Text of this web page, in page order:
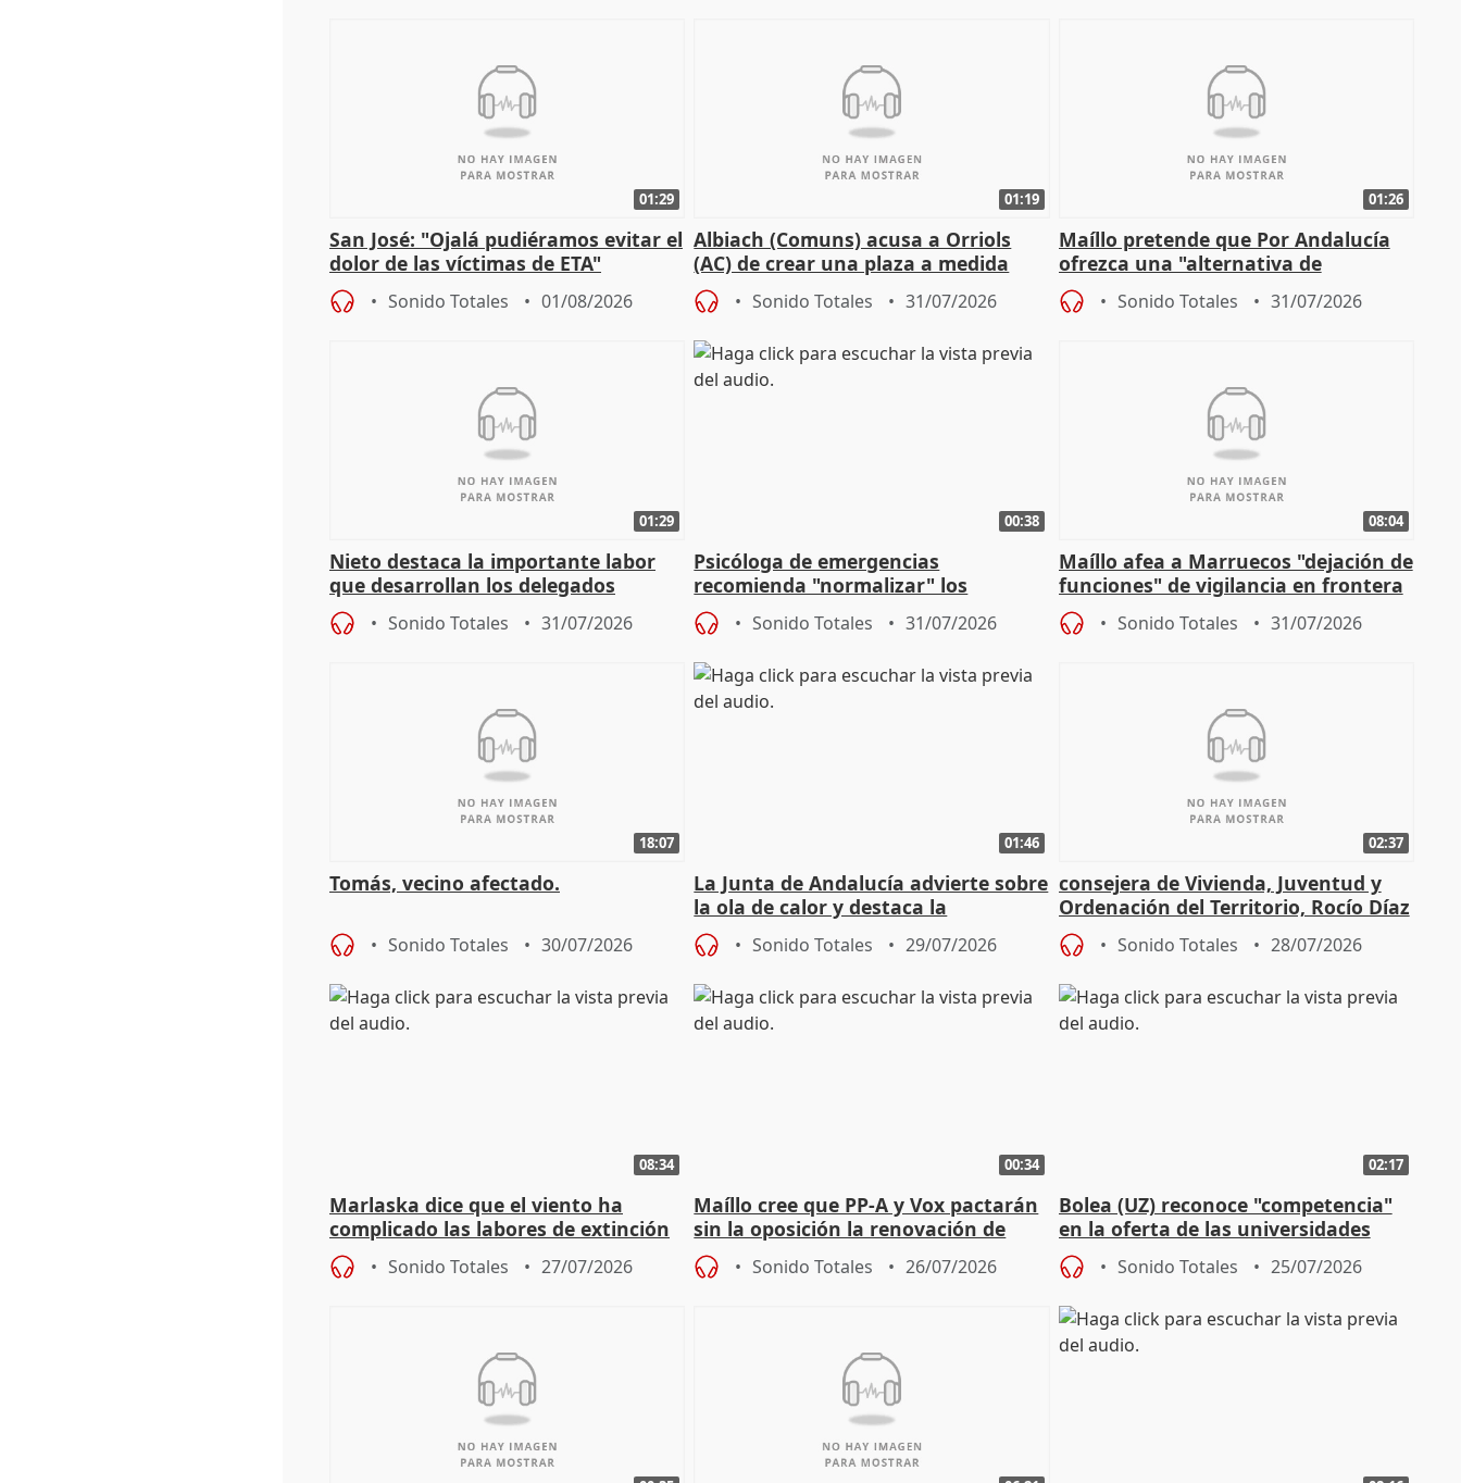
01:29
San José: "Ojalá pudiéramos evitar el
dolor de las víctimas de ETA"
Sonido Totales 01/08/2026
01:19
Albiach (Comuns) acusa a Orriols
(AC) de crear una plaza a medida
para su hija en Ripoll (Girona)
Sonido Totales 31/07/2026
01:26
Maíllo pretende que Por Andalucía
ofrezca una "alternativa de
gobierno" con su labor de oposición
Sonido Totales 31/07/2026
01:29
Nieto destaca la importante labor
que desarrollan los delegados
territoriales de la Junta
Sonido Totales 31/07/2026
00:38
Psicóloga de emergencias
recomienda "normalizar" los
síntomas tras sufrir un incendio
Sonido Totales 31/07/2026
08:04
Maíllo afea a Marruecos "dejación de
funciones" de vigilancia en frontera
con Ceuta
Sonido Totales 31/07/2026
18:07
Tomás, vecino afectado.
Sonido Totales 30/07/2026
01:46
La Junta de Andalucía advierte sobre
la ola de calor y destaca la
importancia de la prevención
Sonido Totales 29/07/2026
02:37
consejera de Vivienda, Juventud y
Ordenación del Territorio, Rocío Díaz
Sonido Totales 28/07/2026
08:34
Marlaska dice que el viento ha
complicado las labores de extinción
durante la madrugada
Sonido Totales 27/07/2026
00:34
Maíllo cree que PP-A y Vox pactarán
sin la oposición la renovación de
órganos como el Defensor
Sonido Totales 26/07/2026
02:17
Bolea (UZ) reconoce "competencia"
en la oferta de las universidades
privadas
Sonido Totales 25/07/2026